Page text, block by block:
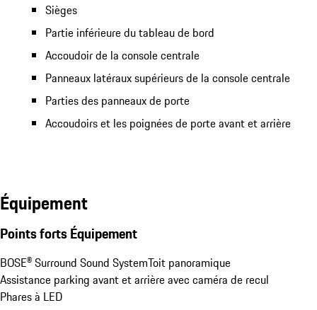
Sièges
Partie inférieure du tableau de bord
Accoudoir de la console centrale
Panneaux latéraux supérieurs de la console centrale
Parties des panneaux de porte
Accoudoirs et les poignées de porte avant et arrière
Équipement
Points forts Équipement
BOSE® Surround Sound SystemToit panoramique
Assistance parking avant et arrière avec caméra de recul
Phares à LED